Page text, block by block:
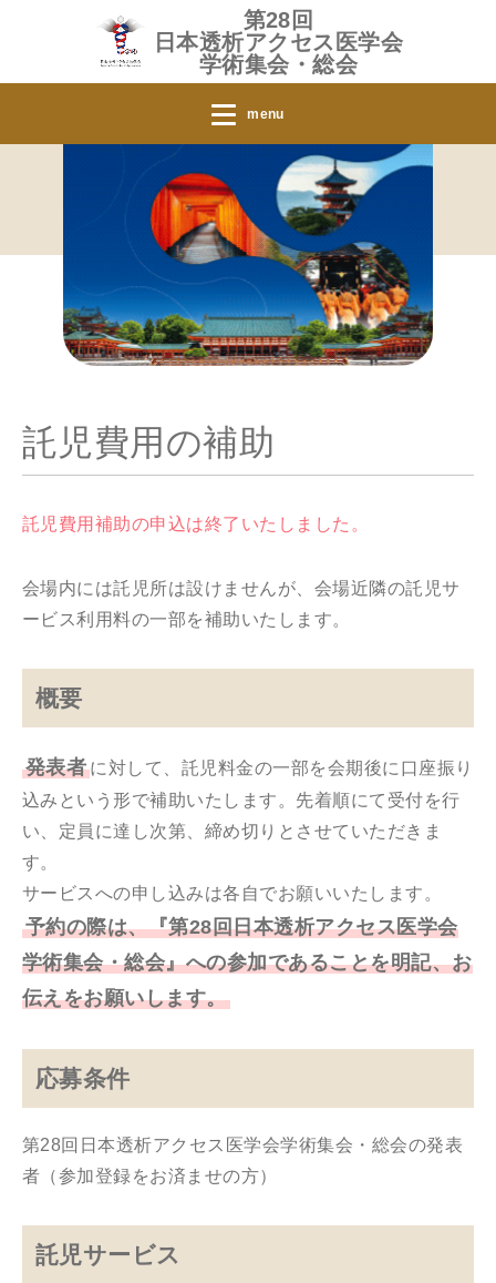
第28回
日本透析アクセス医学会
学術集会・総会
menu
託児費用の補助
託児費用補助の申込は終了いたしました。
会場内には託児所は設けませんが、会場近隣の託児サ
ービス利用料の一部を補助いたします。
概要
発表者 に対して、託児料金の一部を会期後に口座振り
込みという形で補助いたします。先着順にて受付を行
い、定員に達し次第、締め切りとさせていただきま
す。
サービスへの申し込みは各自でお願いいたします。
予約の際は、『第28回日本透析アクセス医学会
学術集会・総会』への参加であることを明記、お
伝えをお願いします。
応募条件
第28回日本透析アクセス医学会学術集会・総会の発表
者（参加登録をお済ませの方）
託児サービス